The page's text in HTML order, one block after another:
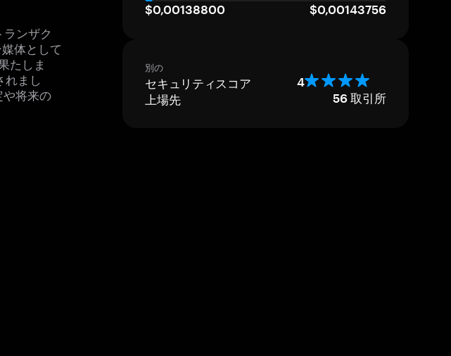
ンザク
体として
たしま
まし
将来の
$0,00138800 $0,00143756
別の
セキュリティスコア 4
上場先 56 取引所